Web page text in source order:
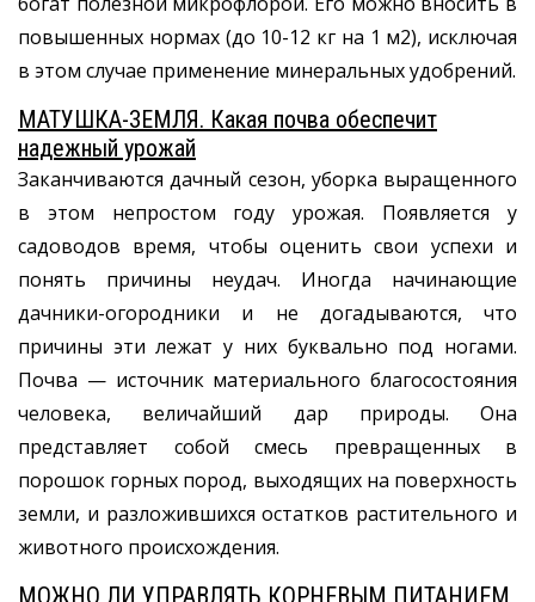
повышенных нормах (до 10-12 кг на 1 м2), исключая
в этом случае применение минеральных удобрений.
МАТУШКА-ЗЕМЛЯ. Какая почва обеспечит
надежный урожай
Заканчиваются дачный сезон, уборка выращенного
в этом непростом году урожая. Появляется у
садоводов время, чтобы оценить свои успехи и
понять причины неудач. Иногда начинающие
дачники-огородники и не догадываются, что
причины эти лежат у них буквально под ногами.
Почва — источник материального благосостояния
человека, величайший дар природы. Она
представляет собой смесь превращенных в
порошок горных пород, выходящих на поверхность
земли, и разложившихся остатков растительного и
животного происхождения.
МОЖНО ЛИ УПРАВЛЯТЬ КОРНЕВЫМ ПИТАНИЕМ